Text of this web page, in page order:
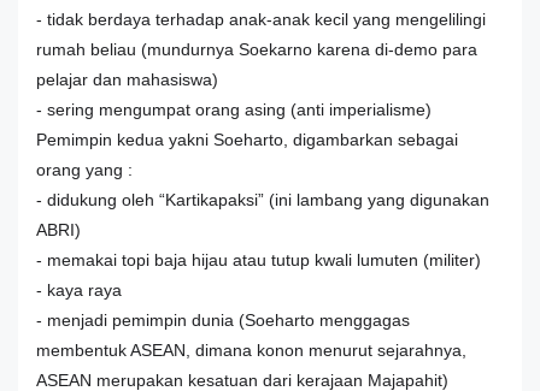
- tidak berdaya terhadap anak-anak kecil yang mengelilingi
rumah beliau (mundurnya Soekarno karena di-demo para
pelajar dan mahasiswa)
- sering mengumpat orang asing (anti imperialisme)
Pemimpin kedua yakni Soeharto, digambarkan sebagai
orang yang :
- didukung oleh “Kartikapaksi” (ini lambang yang digunakan
ABRI)
- memakai topi baja hijau atau tutup kwali lumuten (militer)
- kaya raya
- menjadi pemimpin dunia (Soeharto menggagas
membentuk ASEAN, dimana konon menurut sejarahnya,
ASEAN merupakan kesatuan dari kerajaan Majapahit)